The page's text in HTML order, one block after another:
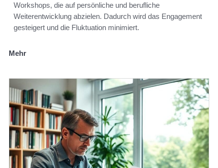
Workshops, die auf persönliche und berufliche
Weiterentwicklung abzielen. Dadurch wird das Engagement
gesteigert und die Fluktuation minimiert.
Mehr